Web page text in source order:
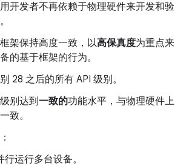
开发者不再依赖于物理硬件来开发和验
架保持高度一致，以高保真度为重点来
的基于框架的行为。
28 之后的所有 API 级别。
别达到一致的功能水平，与物理硬件上
致。
行运行多台设备。